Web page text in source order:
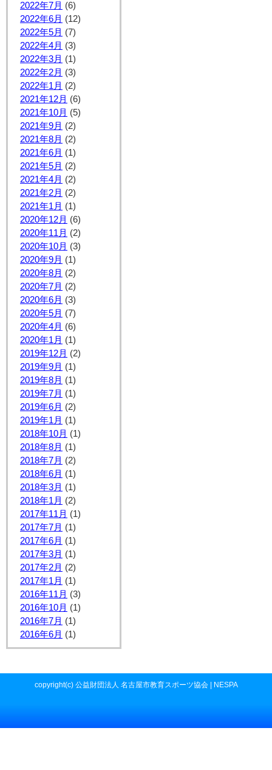
2022年7月 (6)
2022年6月 (12)
2022年5月 (7)
2022年4月 (3)
2022年3月 (1)
2022年2月 (3)
2022年1月 (2)
2021年12月 (6)
2021年10月 (5)
2021年9月 (2)
2021年8月 (2)
2021年6月 (1)
2021年5月 (2)
2021年4月 (2)
2021年2月 (2)
2021年1月 (1)
2020年12月 (6)
2020年11月 (2)
2020年10月 (3)
2020年9月 (1)
2020年8月 (2)
2020年7月 (2)
2020年6月 (3)
2020年5月 (7)
2020年4月 (6)
2020年1月 (1)
2019年12月 (2)
2019年9月 (1)
2019年8月 (1)
2019年7月 (1)
2019年6月 (2)
2019年1月 (1)
2018年10月 (1)
2018年8月 (1)
2018年7月 (2)
2018年6月 (1)
2018年3月 (1)
2018年1月 (2)
2017年11月 (1)
2017年7月 (1)
2017年6月 (1)
2017年3月 (1)
2017年2月 (2)
2017年1月 (1)
2016年11月 (3)
2016年10月 (1)
2016年7月 (1)
2016年6月 (1)
copyright(c) 公益財団法人 名古屋市教育スポーツ協会 | NESPA